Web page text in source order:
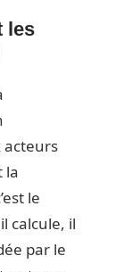
les
acteurs
la
le
calcule, il
par le